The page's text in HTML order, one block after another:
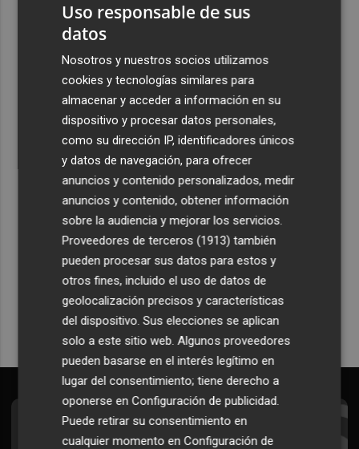
por EEUU
la cultura
El Villarreal cierra la pretemporada con buenas
sensaciones y Ayoze como goleador
Recibe toda la actualidad de
Plaza Podcast en tu correo
Quiero suscribirme
Suscríbete al Boletín
Uso responsable de sus
datos
Nosotros y nuestros socios utilizamos
cookies y tecnologías similares para
almacenar y acceder a información en su
dispositivo y procesar datos personales,
como su dirección IP, identificadores únicos
y datos de navegación, para ofrecer
anuncios y contenido personalizados, medir
anuncios y contenido, obtener información
sobre la audiencia y mejorar los servicios.
Proveedores de terceros (1913) también
pueden procesar sus datos para estos y
otros fines, incluido el uso de datos de
geolocalización precisos y características
del dispositivo. Sus elecciones se aplican
solo a este sitio web. Algunos proveedores
pueden basarse en el interés legítimo en
lugar del consentimiento; tiene derecho a
oponerse enConfiguración de publicidad.
Puede retirar su consentimiento en
cualquier momento enConfiguración de